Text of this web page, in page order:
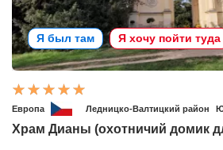
Я был там Я хочу пойти туда
Европа Ледницко-Валтицкий район
Храм Дианы (охотничий домик